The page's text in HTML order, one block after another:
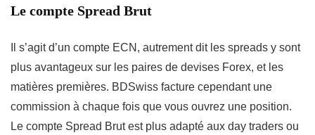
Le compte Spread Brut
Il s’agit d’un compte ECN, autrement dit les spreads y sont
plus avantageux sur les paires de devises Forex, et les
matières premières. BDSwiss facture cependant une
commission à chaque fois que vous ouvrez une position.
Le compte Spread Brut est plus adapté aux day traders ou